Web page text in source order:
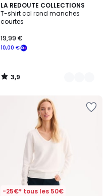
LA REDOUTE COLLECTIONS
T-shirt col rond manches
courtes
10,00 €
19,99 €
3,9
/ 5
3
Couleurs
3,9
/
-25€* tous les 50€